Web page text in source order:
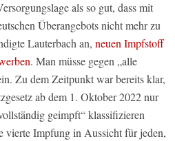
als so gut, dass mit
Überangebots nicht mehr zu
Lauterbach an, neuen Impfstoff
. Man müsse gegen „alle
Zu dem Zeitpunkt war bereits klar,
ab dem 1. Oktober 2022 nur
geimpft“ klassifizieren
vierte Impfung in Aussicht für jeden,